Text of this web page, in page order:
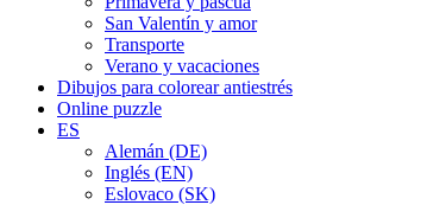
San Valentín y amor
Transporte
Verano y vacaciones
Dibujos para colorear antiestrés
Online puzzle
ES
Alemán (DE)
Inglés (EN)
Eslovaco (SK)